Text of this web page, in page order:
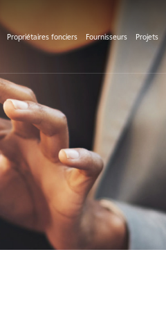
Propriétaires fonciers Fournisseurs Projets